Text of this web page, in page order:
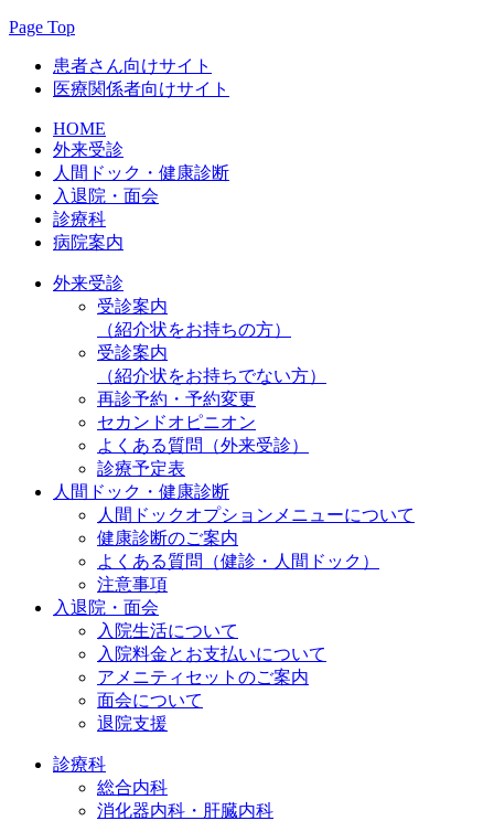
Page Top
患者さん向けサイト
医療関係者向けサイト
HOME
外来受診
人間ドック・健康診断
入退院・面会
診療科
病院案内
外来受診
受診案内
（紹介状をお持ちの方）
受診案内
（紹介状をお持ちでない方）
再診予約・予約変更
セカンドオピニオン
よくある質問（外来受診）
診療予定表
人間ドック・健康診断
人間ドックオプションメニューについて
健康診断のご案内
よくある質問（健診・人間ドック）
注意事項
入退院・面会
入院生活について
入院料金とお支払いについて
アメニティセットのご案内
面会について
退院支援
診療科
総合内科
消化器内科・肝臓内科